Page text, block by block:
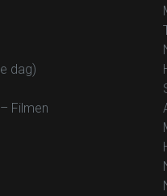
dag)
Filmen